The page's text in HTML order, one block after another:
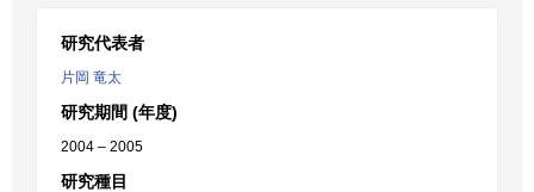
研究代表者
片岡 竜太
研究期間 (年度)
2004 – 2005
研究種目